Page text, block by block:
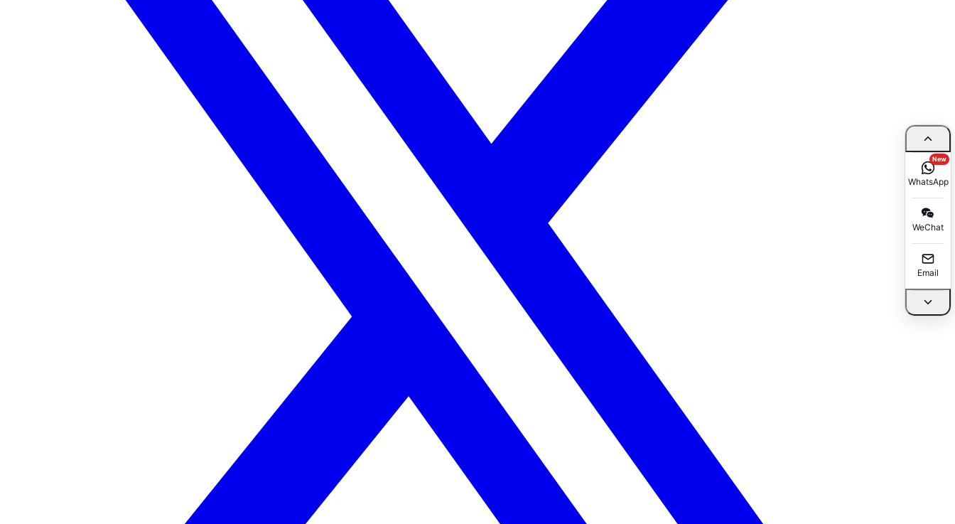
WhatsApp
New
WeChat
Email